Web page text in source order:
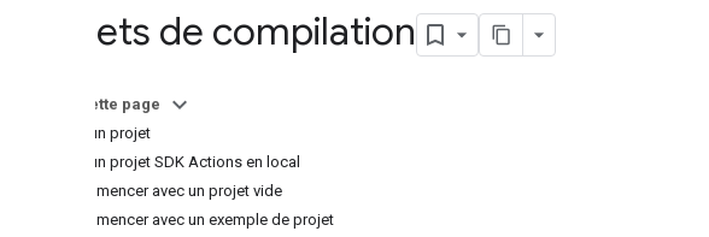
Projets de compilation
Sur cette page
Créer un projet
Créer un projet SDK Actions en local
Commencer avec un projet vide
Commencer avec un exemple de projet